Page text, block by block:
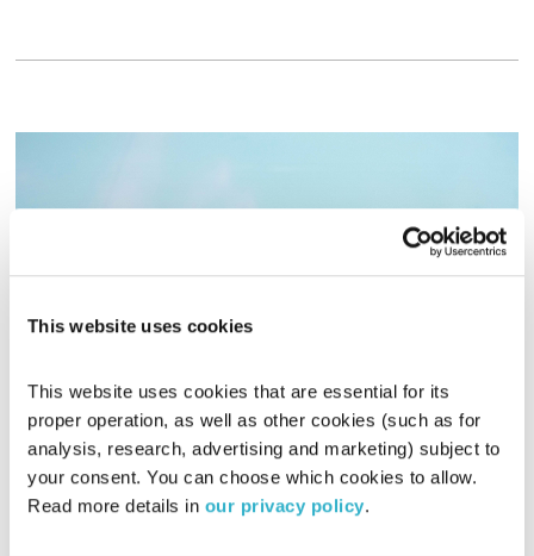
This website uses cookies
This website uses cookies that are essential for its
proper operation, as well as other cookies (such as for
analysis, research, advertising and marketing) subject to
your consent. You can choose which cookies to allow.
Read more details in our privacy policy.
לירונולדת
פה זה טוב
לירון תאני
19.10.20
01:28:52